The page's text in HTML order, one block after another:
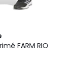
FARM RIO